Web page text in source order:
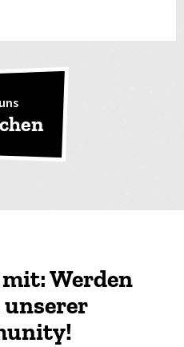
Werden
unserer